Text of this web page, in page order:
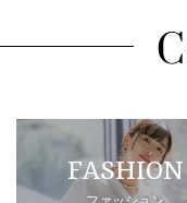
FASHION